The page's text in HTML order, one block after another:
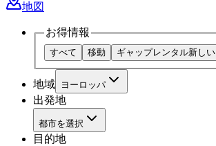
地図
お得情報
すべて 移動 ギャップレンタル新しい
地域 ヨーロッパ
出発地
都市を選択
目的地